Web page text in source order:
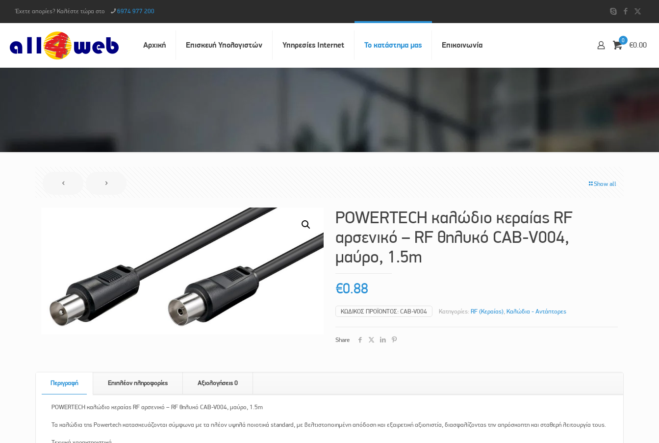
Έχετε απορίες? Καλέστε τώρα στο 6974 977 200
Αρχική Επισκευή Υπολογιστών Υπηρεσίες Internet Το κατάστημα μας Επικοινωvία 0 €0.00
Show all
POWERTECH καλώδιο κεραίας RF
αρσενικό – RF θηλυκό CAB-V004,
μαύρο, 1.5m
€0.88
ΚΩΔΙΚΌΣ ΠΡΟΪΌΝΤΟΣ: CAB-V004 Κατηγορίες: RF (Κεραίας), Καλώδια - Αντάπτορες
Share
Περιγραφή Επιπλέον πληροφορίες Αξιολογήσεις 0
POWERTECH καλώδιο κεραίας RF αρσενικό – RF θηλυκό CAB-V004, μαύρο, 1.5m
Τα καλώδια της Powertech κατασκευάζονται σύμφωνα με τα πλέον υψηλά ποιοτικά standard, με βελτιστοποιημένη απόδοση και εξαιρετική αξιοπιστία, διασφαλίζοντας την απρόσκοπτη και σταθερή λειτουργία τους.